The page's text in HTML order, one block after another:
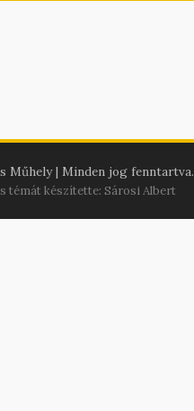
Műhely | Minden jog fenntartva.
témát készítette: Sárosi Albert